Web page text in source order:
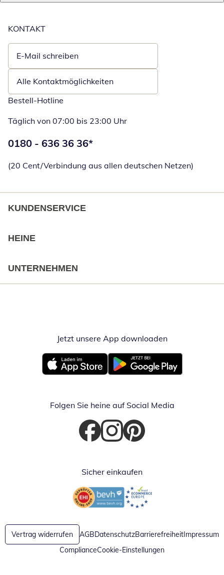
KONTAKT
E-Mail schreiben
Öffnet E-Mail-Client
Alle Kontaktmöglichkeiten
Bestell-Hotline
Täglich von 07:00 bis 23:00 Uhr
Telefonnummer:
0180 - 636 36 36*
(20 Cent/Verbindung aus allen deutschen Netzen)
KUNDENSERVICE
HEINE
UNTERNEHMEN
Jetzt unsere App downloadenÖffnet in
Öffnet in neuem FensterÖffnet in neuem Fenster
Folgen Sie heine auf Social Media
Öffnet in neuem Fenster
Öffnet in neuem Fenster
Öffnet in neuem Fenster
Sicher einkaufen
Öffnet in neuem FensterÖffnet in neuem Fenster
Vertrag widerrufen AGBDatenschutzBarrierefreiheitImpressum
ComplianceCookie-Einstellungen